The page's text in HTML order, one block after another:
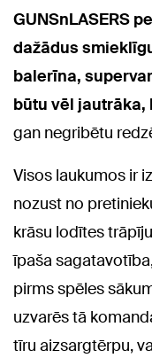
GUNSnLASERS
dažādus
balerīna,
būtu vēl
gan negribētu
Visos laukumos ir
nozust no
krāsu lodītes
īpaša
pirms spēles
uzvarēs tā
tīru aizsargtērpu,